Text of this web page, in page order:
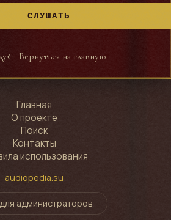
СЛУШАТЬ
← Вернуться на главную
Главная
О проекте
Поиск
Контакты
использования
audiopedia.su
администраторов